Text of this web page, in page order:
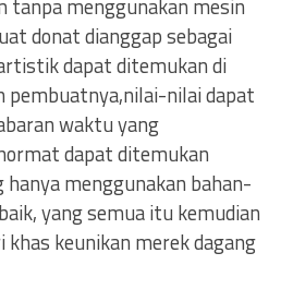
tanpa menggunakan mesin
donat dianggap sebagai
dapat ditemukan di
pembuatnya,nilai-nilai dapat
waktu yang
dapat ditemukan
menggunakan bahan-
yang semua itu kemudian
keunikan merek dagang